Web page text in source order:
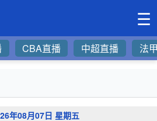
☰
CBA直播 中超直播 法
年08月07日 星期五